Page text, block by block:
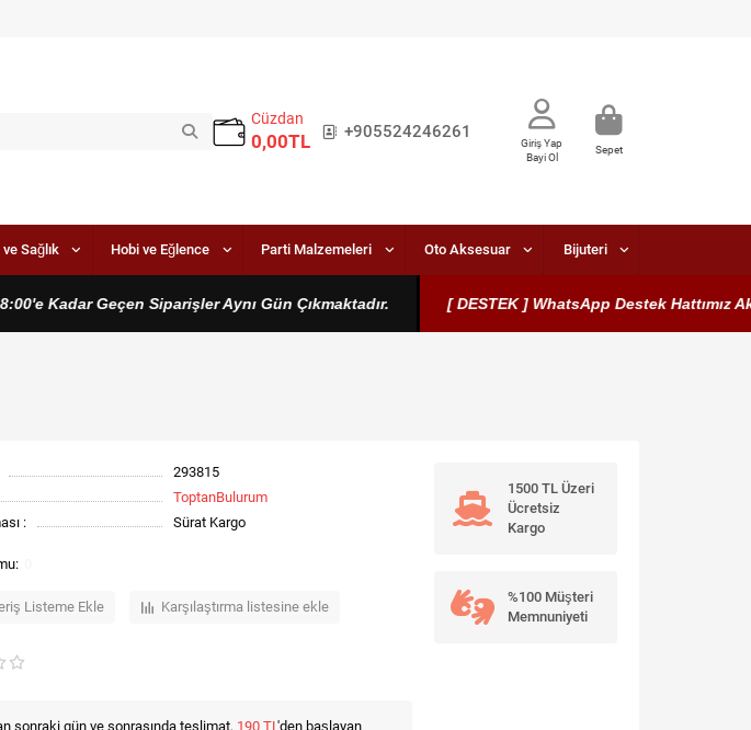
Cüzdan
0,00TL +905524246261
Giriş Yap
Bayi Ol
Sepet
Sağlık Hobi ve Eğlence Parti Malzemeleri Oto Aksesuar Bijuteri
Kadar Geçen Siparişler Aynı Gün Çıkmaktadır. [ DESTEK ] WhatsApp Destek Hattımız
293815
ToptanBulurum
:
Sürat Kargo
Listeme Ekle Karşılaştırma listesine ekle
sonraki gün ve sonrasında teslimat, 190 TL'den başlayan
1500 TL Üzeri
Ücretsiz
Kargo
%100 Müşteri
Memnuniyeti